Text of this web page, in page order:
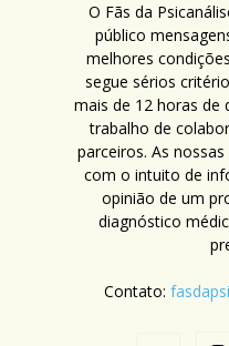
O Fãs da
público
melhores
segue sérios
mais de 12 horas de
trabalho de
parceiros. As
com o intuito de
opinião de um
diagnóstico
Contato: